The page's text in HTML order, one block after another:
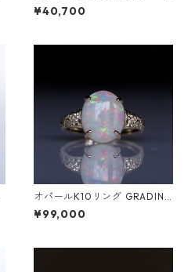
¥40,700
オパールK10リング GRADINA
W(グラディナ）[GW001]
¥99,000